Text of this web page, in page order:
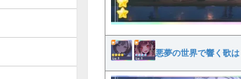
悪夢の世界で響く歌は